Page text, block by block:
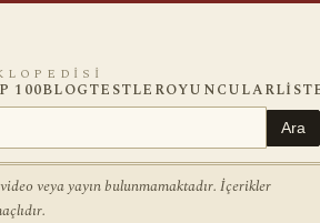
100BLOGTESTLEROYUNCULAR
Ara
veya yayın bulunmamaktadır. İçerikler